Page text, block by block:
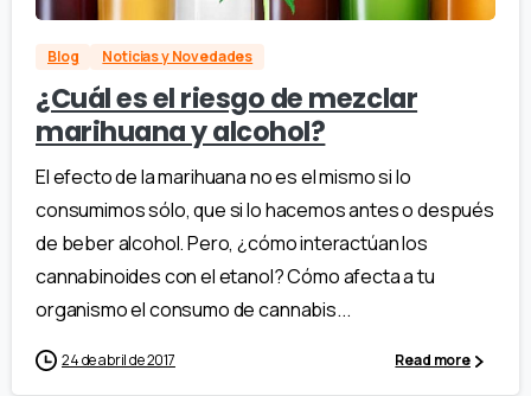
Blog Noticias y Novedades
¿Cuál es el riesgo de mezclar
marihuana y alcohol?
El efecto de la marihuana no es el mismo si lo
consumimos sólo, que si lo hacemos antes o después
de beber alcohol. Pero, ¿cómo interactúan los
cannabinoides con el etanol? Cómo afecta a tu
organismo el consumo de cannabis...
24 de abril de 2017 Read more